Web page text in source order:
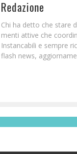
Redazione
Chi ha detto che stare
menti attive che
Instancabili e sempre
flash news,
CON THE